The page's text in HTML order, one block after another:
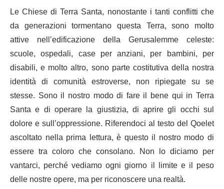
Le Chiese di Terra Santa, nonostante i tanti conflitti che
da generazioni tormentano questa Terra, sono molto
attive nell’edificazione della Gerusalemme celeste:
scuole, ospedali, case per anziani, per bambini, per
disabili, e molto altro, sono parte costitutiva della nostra
identità di comunità estroverse, non ripiegate su se
stesse. Sono il nostro modo di fare il bene qui in Terra
Santa e di operare la giustizia, di aprire gli occhi sul
dolore e sull’oppressione. Riferendoci al testo del Qoelet
ascoltato nella prima lettura, è questo il nostro modo di
essere tra coloro che consolano. Non lo diciamo per
vantarci, perché vediamo ogni giorno il limite e il peso
delle nostre opere, ma per riconoscere una realtà.